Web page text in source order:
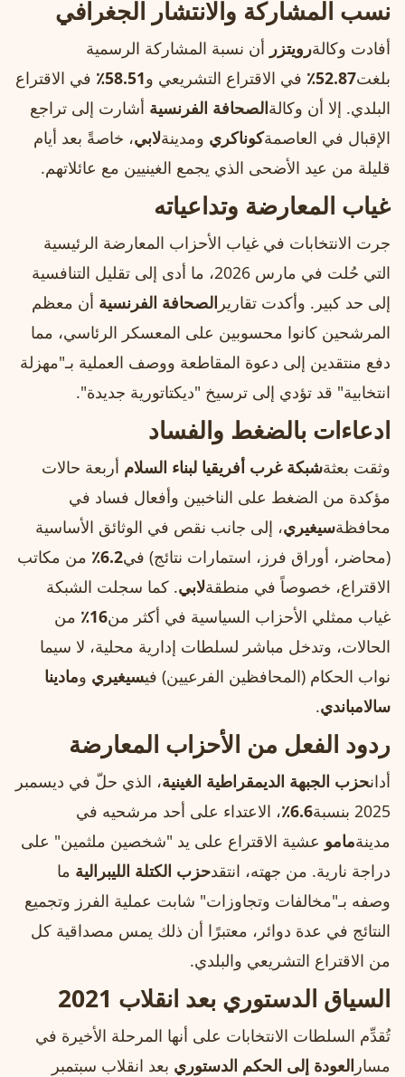
نسب المشاركة والانتشار الجغرافي
أفادت وكالةرويتزر أن نسبة المشاركة الرسمية
بلغت52.87٪ في الاقتراع التشريعي و58.51٪
في الاقتراع
البلدي. إلا أن وكالةالصحافة الفرنسية أشارت إلى تراجع
الإقبال في العاصمةكوناكري ومدينةلابي، خاصةً بعد أيام
قليلة من عيد الأضحى الذي يجمع الغينيين مع عائلاتهم.
غياب المعارضة وتداعياته
جرت الانتخابات في غياب الأحزاب المعارضة الرئيسية
التي حُلت في مارس 2026، ما أدى إلى تقليل التنافسية
إلى حد كبير. وأكدت تقارير الصحافة الفرنسية أن معظم
المرشحين كانوا محسوبين على المعسكر الرئاسي، مما
دفع منتقدين إلى دعوة المقاطعة ووصف العملية بـ"مهزلة
انتخابية" قد تؤدي إلى ترسيخ "ديكتاتورية جديدة".
ادعاءات بالضغط والفساد
وثقت بعثةشبكة غرب أفريقيا لبناء السلام أربعة حالات
مؤكدة من الضغط على الناخبين وأفعال فساد في
محافظةسيغيري، إلى جانب نقص في الوثائق الأساسية
(محاضر، أوراق فرز، استمارات نتائج) في6.2٪
من مكاتب
الاقتراع، خصوصاً في منطقةلابي. كما سجلت الشبكة
غياب ممثلي الأحزاب السياسية في أكثر من16٪
من
الحالات، وتدخل مباشر لسلطات إدارية محلية، لا سيما
نواب الحكام (المحافظين الفرعيين) فيسيغيري ومادينا
سالامباندي.
ردود الفعل من الأحزاب المعارضة
أدانحزب الجبهة الديمقراطية الغينية، الذي حلّ في ديسمبر
2025 بنسبة
6.6٪ ، الاعتداء على أحد مرشحيه في
مدينةمامو عشية الاقتراع على يد "شخصين ملثمين" على
دراجة نارية. من جهته، انتقدحزب الكتلة الليبرالية ما
وصفه بـ"مخالفات وتجاوزات" شابت عملية الفرز وتجميع
النتائج في عدة دوائر، معتبرًا أن ذلك يمس مصداقية كل
من الاقتراع التشريعي والبلدي.
السياق الدستوري بعد انقلاب 2021
تُقدِّم السلطات الانتخابات على أنها المرحلة الأخيرة في
مسار العودة إلى الحكم الدستوري بعد انقلاب سبتمبر